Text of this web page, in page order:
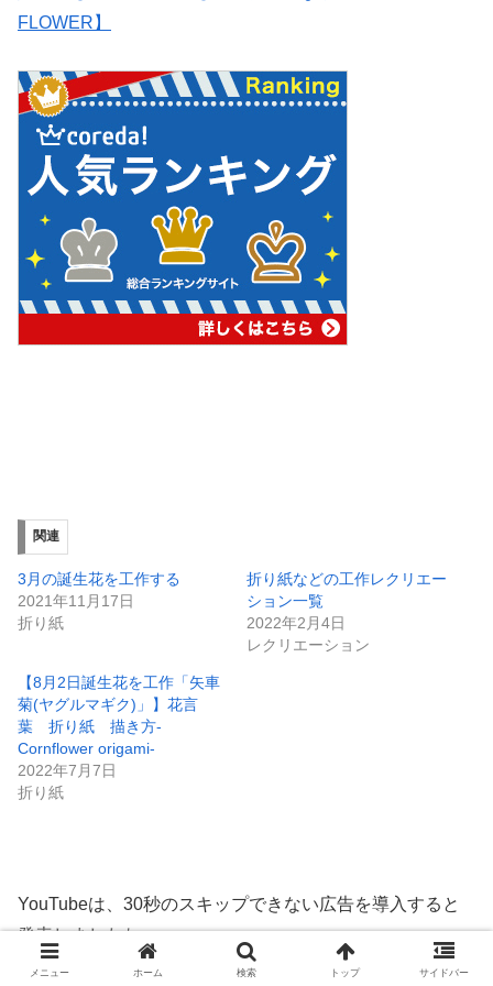
FLOWER】
関連
3月の誕生花を工作する
2021年11月17日
折り紙
折り紙などの工作レクリエー
ション一覧
2022年2月4日
レクリエーション
【8月2日誕生花を工作「矢車
菊(ヤグルマギク)」】花言
葉 折り紙 描き方-
Cornflower origami-
2022年7月7日
折り紙
YouTubeは、30秒のスキップできない広告を導入すると
発表しましたね。
ブラウザ上でYouTube動画を視聴することで、広告の流れ
メニュー ホーム 検索 トップ サイドバー